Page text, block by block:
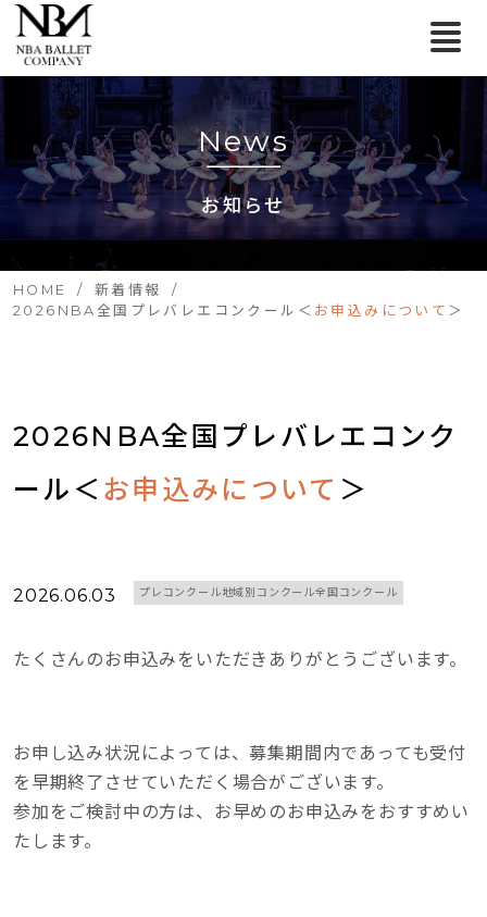
News
お知らせ
HOME
新着情報
2026NBA全国プレバレエコンクール＜ お申込みについて ＞
2026NBA全国プレバレエコンク
ール＜ お申込みについて ＞
2026.06.03 プレコンクール地域別コンクール全国コンクール
たくさんのお申込みをいただきありがとうございます。
お申し込み状況によっては、募集期間内であっても受付
を早期終了させていただく場合がございます。
参加をご検討中の方は、お早めのお申込みをおすすめい
たします。